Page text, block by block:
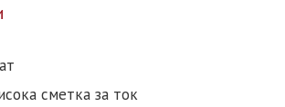
сметка за ток